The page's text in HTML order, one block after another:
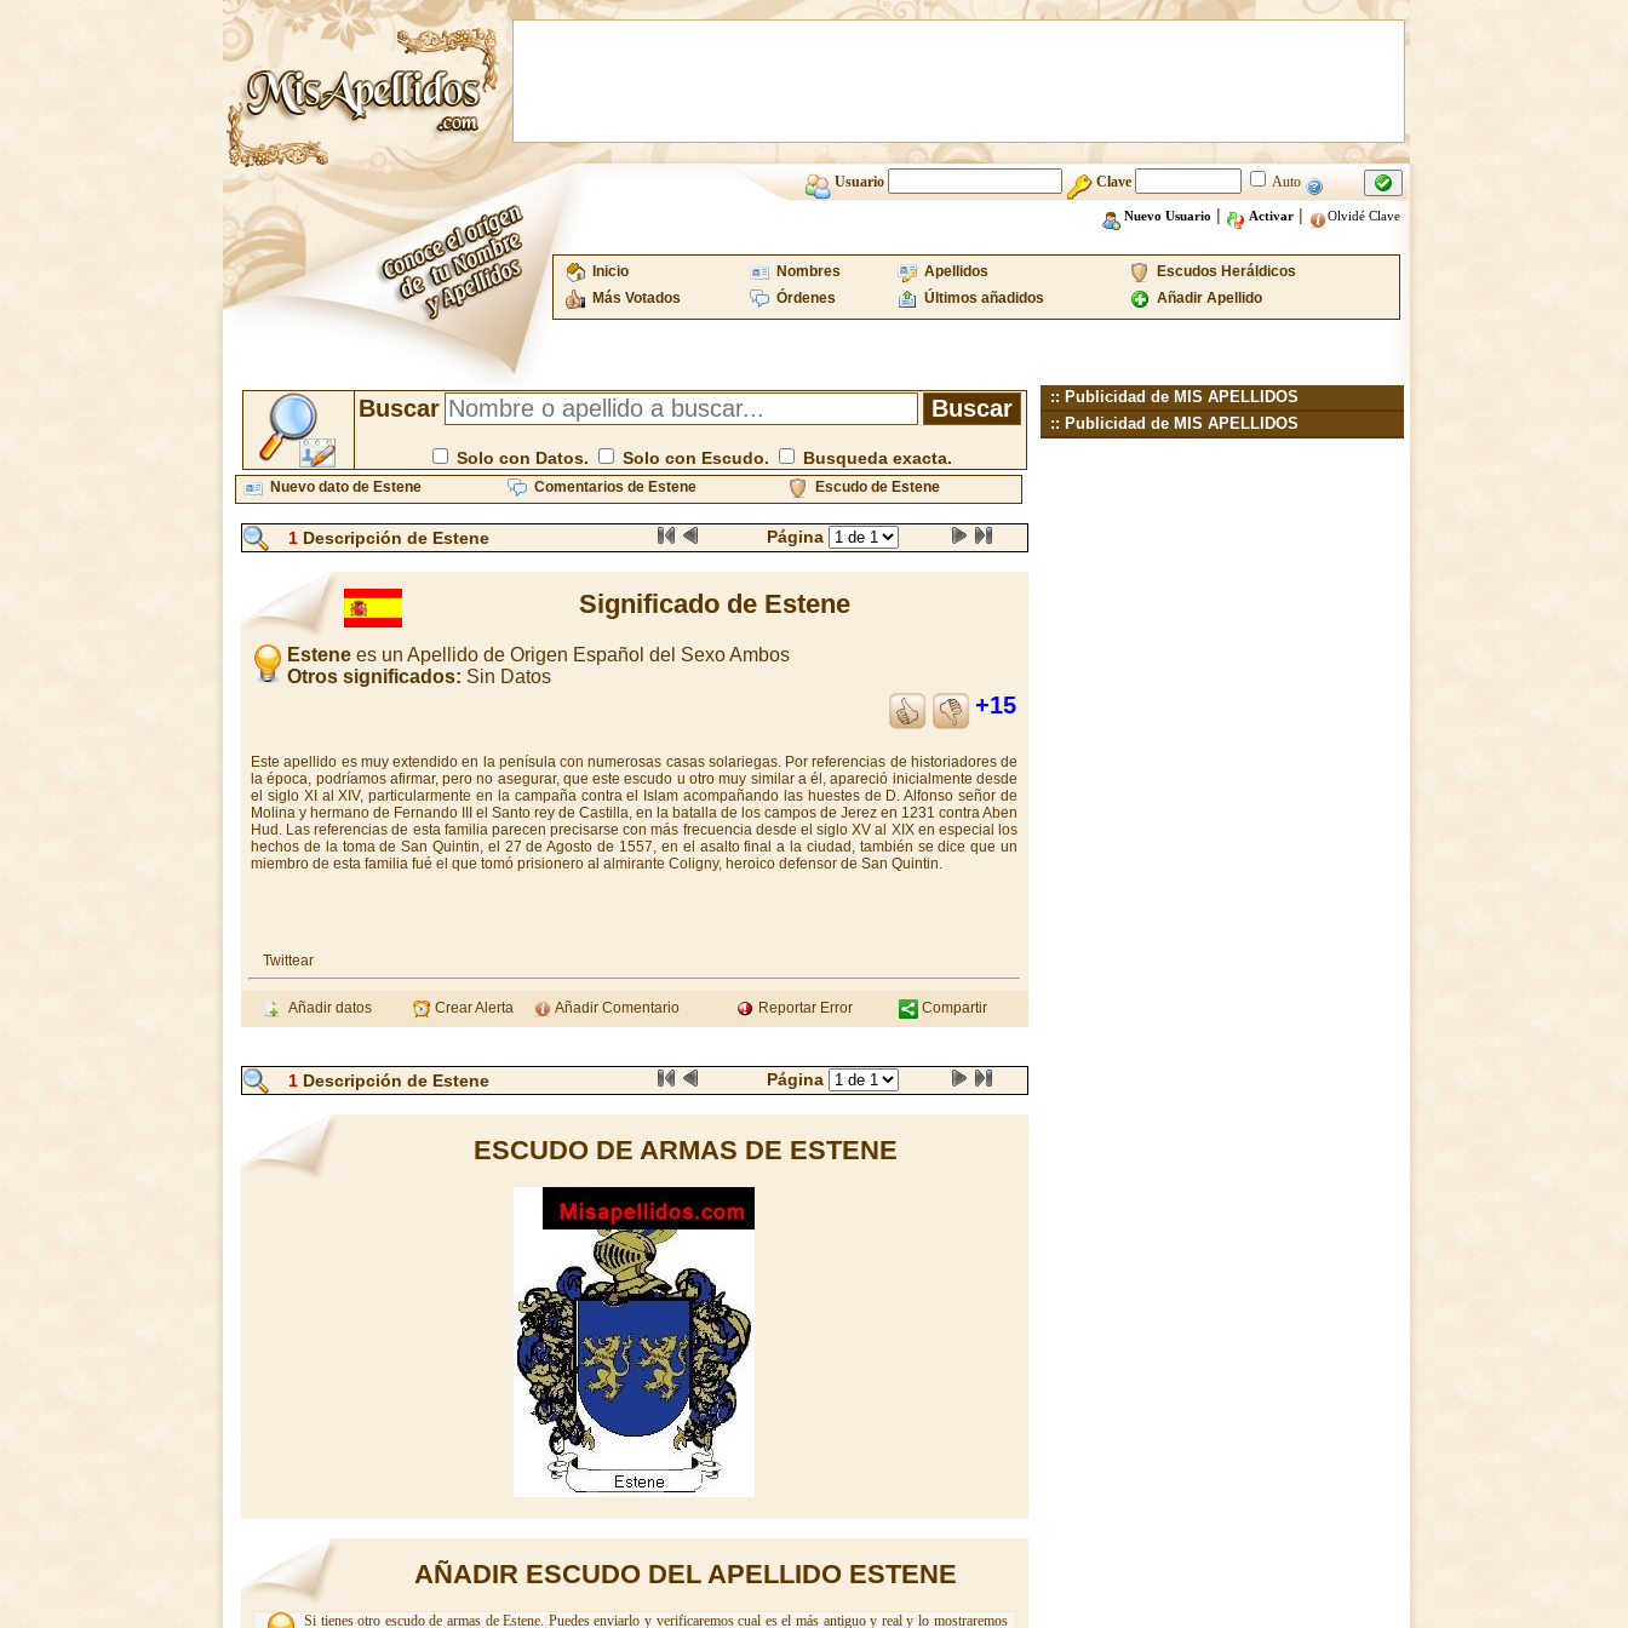
Usuario Clave Auto
Nuevo Usuario | Activar| Olvidé Clave
Inicio Nombres Apellidos
Escudos Heráldicos
Más Votados
Órdenes Últimos añadidos Añadir Apellido
Buscar
Solo con Datos. Solo con Escudo. Busqueda exacta.
Nuevo dato de Estene Comentarios de Estene Escudo de Estene
1Descripción de Estene Página
Significado de Estene
Estene es un Apellido de Origen Español del Sexo Ambos
Otros significados: Sin Datos
+15
Este apellido es muy extendido en la penísula con numerosas casas solariegas. Por referencias de historiadores de
la época, podríamos afirmar, pero no asegurar, que este escudo u otro muy similar a él, apareció inicialmente desde
el siglo XI al XIV, particularmente en la campaña contra el Islam acompañando las huestes de D. Alfonso señor de
Molina y hermano de Fernando III el Santo rey de Castilla, en la batalla de los campos de Jerez en 1231 contra Aben
Hud. Las referencias de esta familia parecen precisarse con más frecuencia desde el siglo XV al XIX en especial los
hechos de la toma de San Quintin, el 27 de Agosto de 1557, en el asalto final a la ciudad, también se dice que un
miembro de esta familia fué el que tomó prisionero al almirante Coligny, heroico defensor de San Quintin.
Twittear
Añadir datos Crear Alerta Añadir Comentario Reportar Error Compartir
1Descripción de Estene Página
ESCUDO DE ARMAS DE ESTENE
AÑADIR ESCUDO DEL APELLIDO ESTENE
Si tienes otro escudo de armas de Estene. Puedes enviarlo y verificaremos cual es el más antiguo y real y lo mostraremos
:: Publicidad de MIS APELLIDOS
:: Publicidad de MIS APELLIDOS